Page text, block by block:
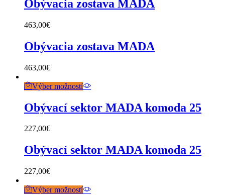
Obývacia zostava MADA
463,00€
Obývacia zostava MADA
463,00€
Výber možností
Obývací sektor MADA komoda 25
227,00€
Obývací sektor MADA komoda 25
227,00€
Výber možností